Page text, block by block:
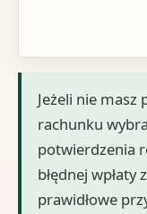
Jeżeli nie
rachunku
potwierdzenia
błędnej wpłaty
prawidłowe